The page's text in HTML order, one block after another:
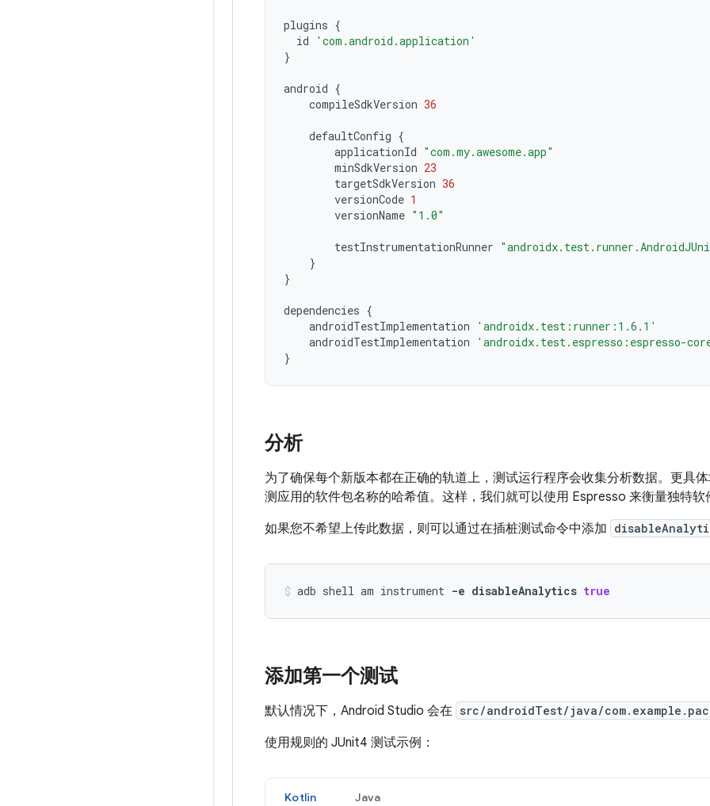
plugins {
id
'com.android.application'
}
android {
compileSdkVersion 36
defaultConfig {
applicationId "com.my.awesome.app"
minSdkVersion 23
targetSdkVersion 36
versionCode 1
versionName "1.0"
testInstrumentationRunner
}
}
dependencies {
androidTestImplementation
'androidx.test:runner:1.6.1'
androidTestImplementation
'androidx.test.espresso:espresso-
}
分析
为了确保每个新版本都在正确的轨道上，测试运行程序会收集分析数据。更具
测应用的软件包名称的哈希值。这样，我们就可以使用 Espresso 来衡量独特
如果您不希望上传此数据，则可以通过在插桩测试命令中添加
adb shell am instrument -e disableAnalytics true
添加第一个测试
默认情况下，Android Studio 会在 src/androidTest/java/
使用规则的 JUnit4 测试示例：
Kotlin Java